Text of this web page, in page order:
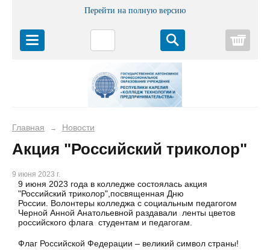
Перейти на полную версию
Главная → Новости
Акция "Российский триколор"
9 июня 2023 г.
9 июня 2023 года в колледже состоялась акция
"Российский триколор",посвященная Дню
России. Волонтеры колледжа с социальным педагогом
Черной Анной Анатольевной раздавали ленты цветов
российского флага студентам и педагогам.
Флаг Российской Федерации – великий символ страны!